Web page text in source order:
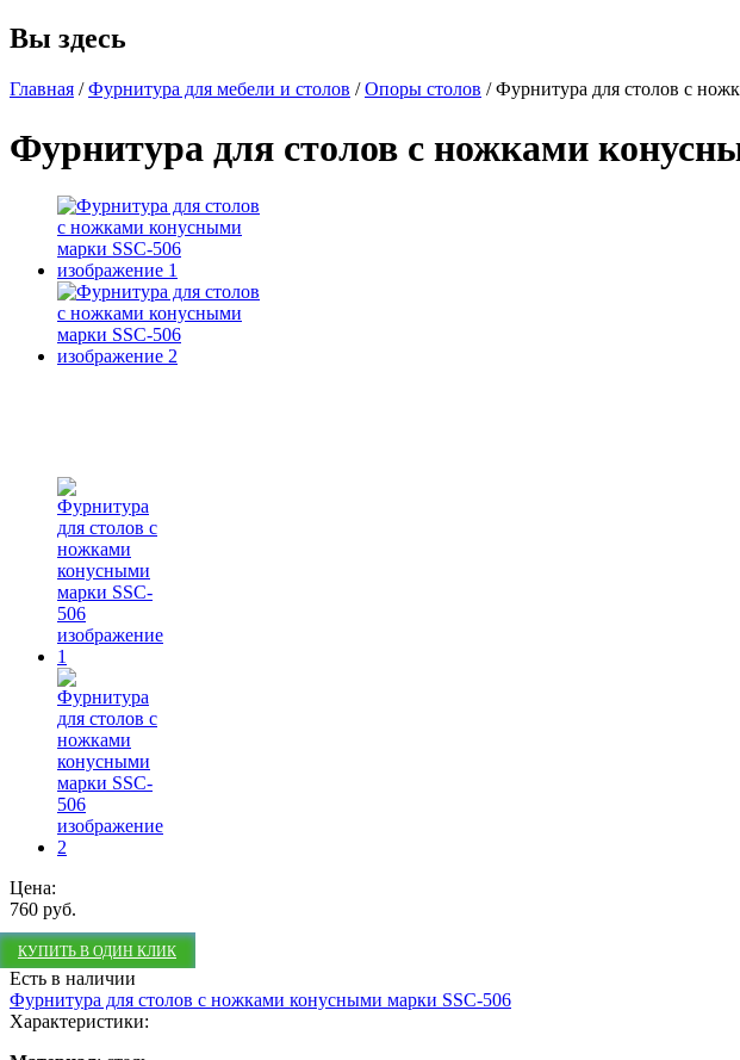
Вы здесь
Главная / Фурнитура для мебели и столов / Опоры столов / Фурнитура для столов с
Фурнитура для столов с ножками
Цена:
760 руб.
КУПИТЬ В ОДИН КЛИК
Есть в наличии
Фурнитура для столов с ножками конусными марки SSC-506
Характеристики: